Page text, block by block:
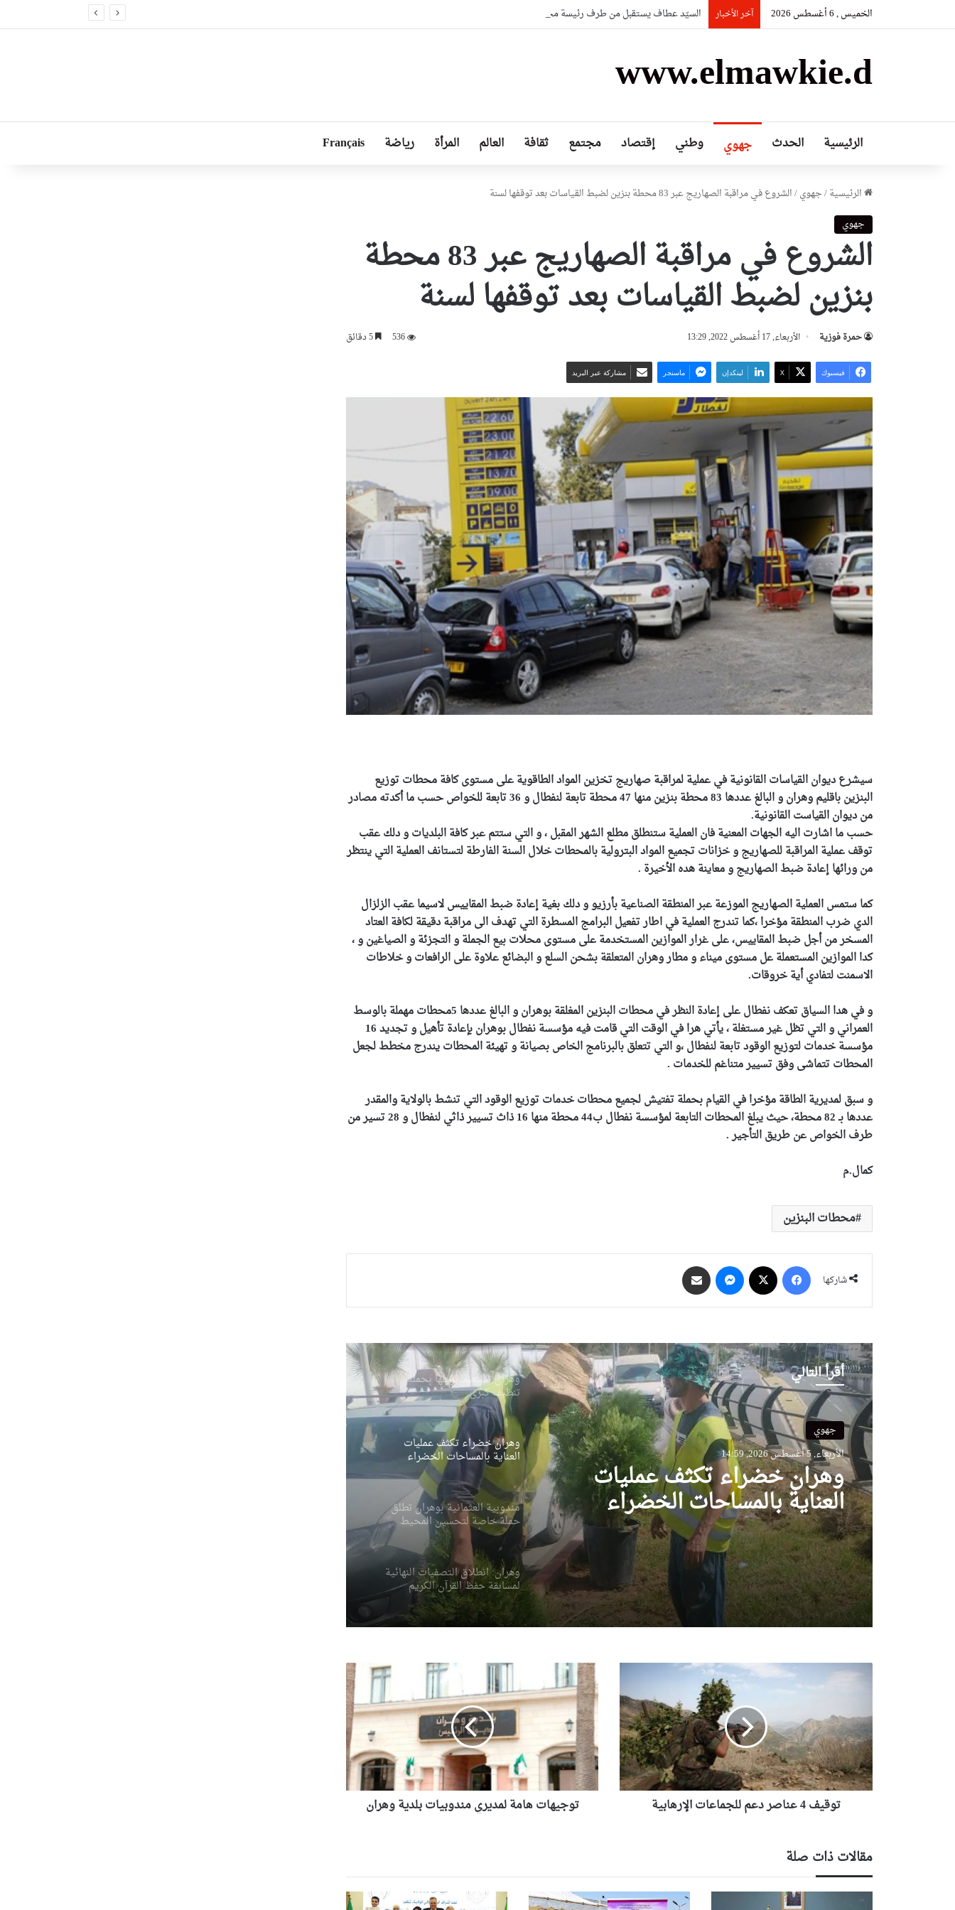
الخميس , 6 أغسطس 2026 آخر الأخبار السيّد عطاف يستقبل من طرف رئيسة مجلس الجمهورية للجمعية الوطنية البيلاروسية
www.elmawkie.d
الرئيسية الحدث جهوي وطني إقتصاد مجتمع ثقافة العالم المرأة رياضة Français
الرئيسية/جهوي/الشروع في مراقبة الصهاريج عبر 83 محطة بنزين لضبط القياسات بعد توقفها لسنة
جهوي
الشروع في مراقبة الصهاريج عبر 83 محطة
بنزين لضبط القياسات بعد توقفها لسنة
حمرة فوزية الأربعاء, 17 أغسطس 2022, 13:29 536 5 دقائق
فيسبوك ‫X لينكدإن ماسنجر مشاركة عبر البريد
سيشرع ديوان القياسات القانونية في عملية لمراقبة صهاريج تخزين المواد الطاقوية على مستوى كافة محطات توزيع
البنزين باقليم وهران و البالغ عددها 83 محطة بنزين منها 47 محطة تابعة لنفطال و 36 تابعة للخواص حسب ما أكدته مصادر
من ديوان القياست القانونية.
حسب ما اشارت اليه الجهات المعنية فان العملية ستنطلق مطلع الشهر المقبل ، و التي ستتم عبر كافة البلديات و دلك عقب
توقف عملية المراقبة للصهاريج و خزانات تجميع المواد البترولية بالمحطات خلال السنة الفارطة لتستانف العملية التي ينتظر
من ورائها إعادة ضبط الصهاريج و معاينة هده الأخيرة .
كما ستمس العملية الصهاريج الموزعة عبر المنطقة الصناعية بأرزيو و دلك بغية إعادة ضبط المقاييس لاسيما عقب الزلزال
الدي ضرب المنطقة مؤخرا ،كما تندرج العملية في اطار تفعيل البرامج المسطرة التي تهدف الى مراقبة دقيقة لكافة العتاد
المسخر من أجل ضبط المقاييس، على غرار الموازين المستخدمة على مستوى محلات بيع الجملة و التجزئة و الصياغين و ،
كدا الموازين المستعملة عل مستوى ميناء و مطار وهران المتعلقة بشحن السلع و البضائع علاوة على الرافعات و خلاطات
الاسمنت لتفادي أية خروقات.
و في هدا السياق تعكف نفطال على إعادة النظر في محطات البنزين المغلقة بوهران و البالغ عددها 5محطات مهملة بالوسط
العمراني و التي تظل غير مستغلة ، يأتي هرا في الوقت التي قامت فيه مؤسسة نفطال بوهران بإعادة تأهيل و تجديد 16
مؤسسة خدمات لتوزيع الوقود تابعة لنفطال ،و التي تتعلق بالبرنامج الخاص بصيانة و تهيئة المحطات يندرج مخطط لجعل
المحطات تتماشى وفق تسيير متناغم للخدمات .
و سبق لمديرية الطاقة مؤخرا في القيام بحملة تفتيش لجميع محطات خدمات توزيع الوقود التي تنشط بالولاية والمقدر
عددها بـ 82 محطة، حيث يبلغ المحطات التابعة لمؤسسة نفطال ب44 محطة منها 16 ذاث تسيير ذاثي لنفطال و 28 تسير من
طرف الخواص عن طريق التأجير .
كمال.م
محطات البنزين
شاركها
أقرأ التالي
جهوي
الأربعاء, 5 أغسطس 2026, 14:59
وهران خضراء تكثف عمليات
العناية بالمساحات الخضراء
وتحسين المحيط الحضري
وهران: أوشان يشدد على تحسين
والي تلمسان يتابع انطلاق مشروع
والي وهران يشرف على نهائي
والأحشاء الفاسدة ببئر الجير
وهران تستعيد بريقها بحملة
تنظيف كبرى
وهران خضراء تكثف عمليات
العناية بالمساحات الخضراء
وتحسين المحيط الحضري
مندوبية العثمانية بوهران تطلق
حملة خاصة لتحسين المحيط
ونظافة الأحياء
وهران: انطلاق التصفيات النهائية
لمسابقة حفظ القرآن الكريم
والحديث النبوي الشريف
دوران “الباهية”
وهران: أوشان يشدد على تحسين
الوضع البيئي وينهي مهام
مسؤولين في قطاع النظافة
والي تلمسان يتابع انطلاق مشروع
السكنات الوظيفية بالعريشة
ويشدد على احترام آجال الإنجاز
والي وهران يشرف على نهائي
ي
ف
4
ع
ن
ا
م
ل
ل
توقيف 4 عناصر دعم للجماعات الإرهابية
ت
و
ج
ه
ا
ت
ه
ا
ي
ر
توجيهات هامة لمديري مندوبيات بلدية وهران
مقالات ذات صلة